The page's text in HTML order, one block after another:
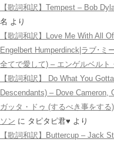
【歌詞和訳】Tempest – Bob
名 より
【歌詞和訳】Love Me With All
Engelbert Humperdinck|ラブ･ミ
全てで愛して) – エンゲルベルト
【歌詞和訳】 Do What You
Descendants) – Dove Cameron,
ガッタ・ドゥ (するべき事をす
ソン に タピタピ君♥️ より
【歌詞和訳】Buttercup – Jack